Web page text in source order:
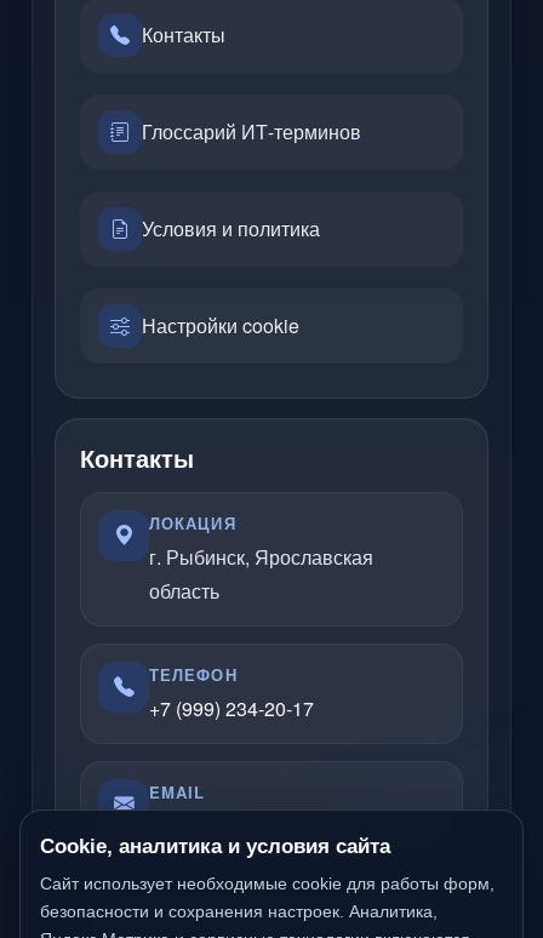
Контакты
Глоссарий ИТ-терминов
Условия и политика
Настройки cookie
Контакты
ЛОКАЦИЯ
г. Рыбинск, Ярославская
область
ТЕЛЕФОН
+7 (999) 234-20-17
EMAIL
Отвечаю по вопросам услуг, сайтов,
Cookie, аналитика и условия сайта
Сайт использует необходимые cookie для работы форм,
безопасности и сохранения настроек. Аналитика,